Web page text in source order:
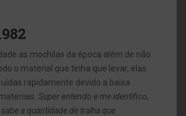
as mochilas da época além de não
o material que tinha que levar, elas
rapidamente devido a baixa
Super entendo e me identifico,
a quantidade de tralha que